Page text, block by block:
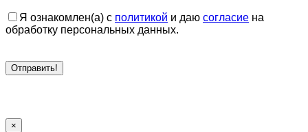
Я ознакомлен(а) с политикой и даю согласие на
обработку персональных данных.
×